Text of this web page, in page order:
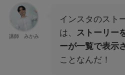
講師 みかみ
インスタのスト
は、 ストーリー
ーが一覧で表示
ことなんだ！